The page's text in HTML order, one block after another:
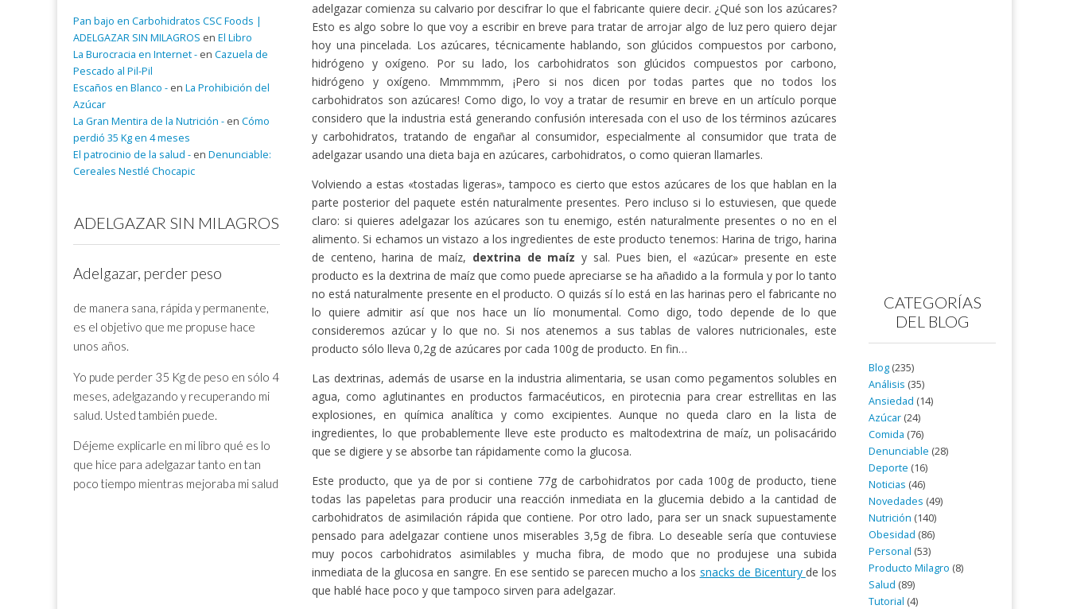
adelgazar comienza su calvario por descifrar lo que el fabricante quiere decir. ¿Qué son los azúcares?
Esto es algo sobre lo que voy a escribir en breve para tratar de arrojar algo de luz pero quiero dejar
hoy una pincelada. Los azúcares, técnicamente hablando, son glúcidos compuestos por carbono,
hidrógeno y oxígeno. Por su lado, los carbohidratos son glúcidos compuestos por carbono,
hidrógeno y oxígeno. Mmmmmm, ¡Pero si nos dicen por todas partes que no todos los
carbohidratos son azúcares! Como digo, lo voy a tratar de resumir en breve en un artículo porque
considero que la industria está generando confusión interesada con el uso de los términos azúcares
y carbohidratos, tratando de engañar al consumidor, especialmente al consumidor que trata de
adelgazar usando una dieta baja en azúcares, carbohidratos, o como quieran llamarles.
Volviendo a estas «tostadas ligeras», tampoco es cierto que estos azúcares de los que hablan en la
parte posterior del paquete estén naturalmente presentes. Pero incluso si lo estuviesen, que quede
claro: si quieres adelgazar los azúcares son tu enemigo, estén naturalmente presentes o no en el
alimento. Si echamos un vistazo a los ingredientes de este producto tenemos: Harina de trigo, harina
de centeno, harina de maíz, dextrina de maíz y sal. Pues bien, el «azúcar» presente en este
producto es la dextrina de maíz que como puede apreciarse se ha añadido a la formula y por lo tanto
no está naturalmente presente en el producto. O quizás sí lo está en las harinas pero el fabricante no
lo quiere admitir así que nos hace un lío monumental. Como digo, todo depende de lo que
consideremos azúcar y lo que no. Si nos atenemos a sus tablas de valores nutricionales, este
producto sólo lleva 0,2g de azúcares por cada 100g de producto. En fin…
Las dextrinas, además de usarse en la industria alimentaria, se usan como pegamentos solubles en
agua, como aglutinantes en productos farmacéuticos, en pirotecnia para crear estrellitas en las
explosiones, en química analítica y como excipientes. Aunque no queda claro en la lista de
ingredientes, lo que probablemente lleve este producto es maltodextrina de maíz, un polisacárido
que se digiere y se absorbe tan rápidamente como la glucosa.
Este producto, que ya de por si contiene 77g de carbohidratos por cada 100g de producto, tiene
todas las papeletas para producir una reacción inmediata en la glucemia debido a la cantidad de
carbohidratos de asimilación rápida que contiene. Por otro lado, para ser un snack supuestamente
pensado para adelgazar contiene unos miserables 3,5g de fibra. Lo deseable sería que contuviese
muy pocos carbohidratos asimilables y mucha fibra, de modo que no produjese una subida
inmediata de la glucosa en sangre. En ese sentido se parecen mucho a los snacks de Bicentury de los
que hablé hace poco y que tampoco sirven para adelgazar.
Pan bajo en Carbohidratos CSC Foods |
ADELGAZAR SIN MILAGROS en El Libro
La Burocracia en Internet - en Cazuela de
Pescado al Pil-Pil
Escaños en Blanco - en La Prohibición del
Azúcar
La Gran Mentira de la Nutrición - en Cómo
perdió 35 Kg en 4 meses
El patrocinio de la salud - en Denunciable:
Cereales Nestlé Chocapic
ADELGAZAR SIN MILAGROS
Adelgazar, perder peso
de manera sana, rápida y permanente,
es el objetivo que me propuse hace
unos años.
Yo pude perder 35 Kg de peso en sólo 4
meses, adelgazando y recuperando mi
salud. Usted también puede.
Déjeme explicarle en mi libro qué es lo
que hice para adelgazar tanto en tan
poco tiempo mientras mejoraba mi salud
CATEGORÍAS
DEL BLOG
Blog (235)
Análisis (35)
Ansiedad (14)
Azúcar (24)
Comida (76)
Denunciable (28)
Deporte (16)
Noticias (46)
Novedades (49)
Nutrición (140)
Obesidad (86)
Personal (53)
Producto Milagro (8)
Salud (89)
Tutorial (4)